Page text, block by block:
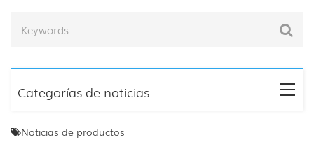
Categorías de noticias
Noticias de productos